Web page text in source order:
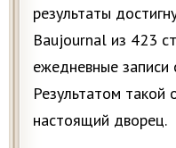
результаты
Baujournal из 423
ежедневные
Результатом такой
настоящий дворец.